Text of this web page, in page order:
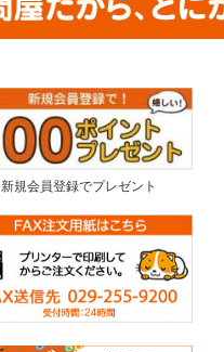
新規会員登録でプレゼント